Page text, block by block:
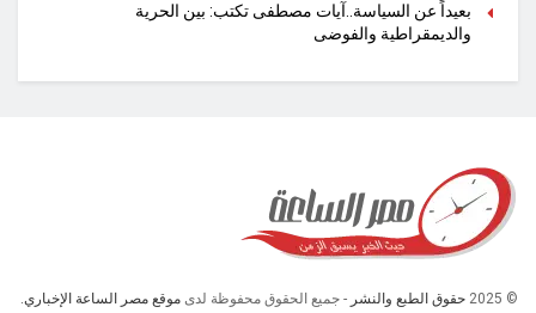
بعيداً عن السياسة..آيات مصطفى تكتب: بين الحرية
والديمقراطية والفوضى
© 2025 حقوق الطبع والنشر - جميع الحقوق محفوظة لدى موقع مصر الساعة الإخباري.